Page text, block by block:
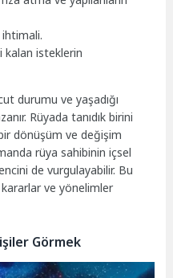
kalan isteklerin
durumu ve yaşadığı
Rüyada tanıdık birini
dönüşüm ve değişim
rüya sahibinin içsel
de vurgulayabilir. Bu
ve yönelimler
Görmek